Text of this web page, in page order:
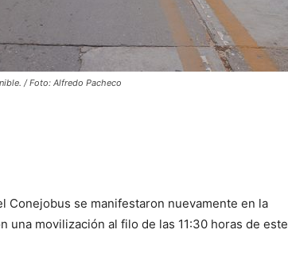
/ Foto: Alfredo Pacheco
Conejobus se manifestaron nuevamente en la
movilización al filo de las 11:30 horas de este